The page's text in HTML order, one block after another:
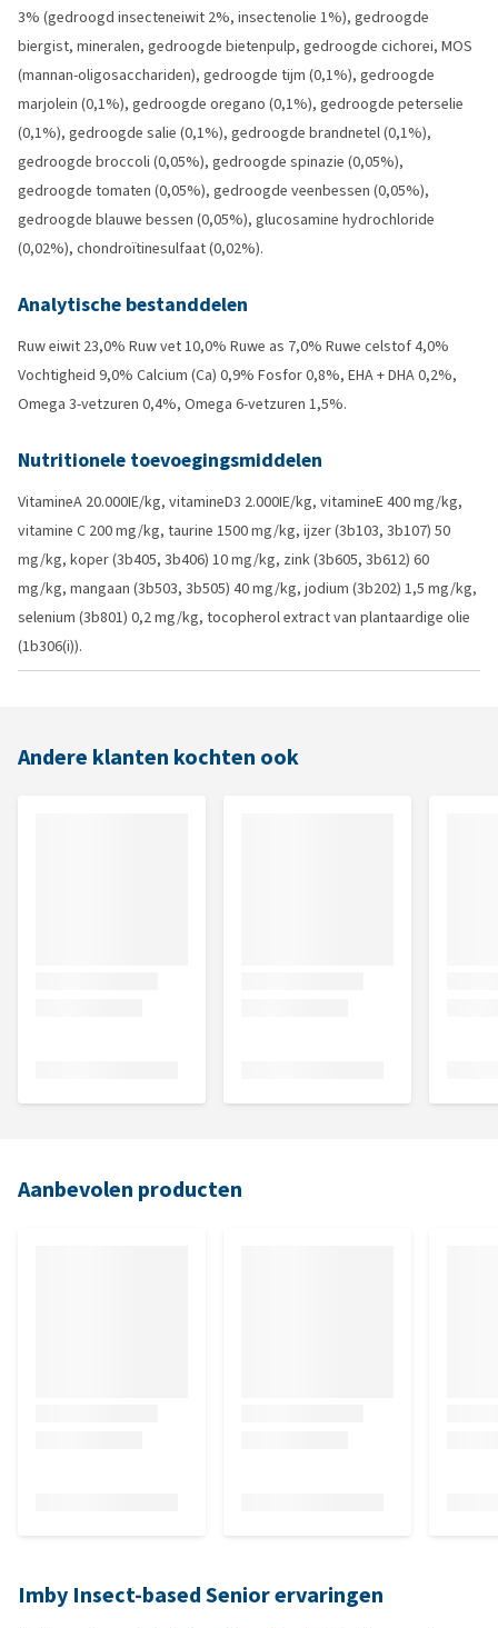
3% (gedroogd insecteneiwit 2%, insectenolie 1%), gedroogde
biergist, mineralen, gedroogde bietenpulp, gedroogde cichorei, MOS
(mannan-oligosacchariden), gedroogde tijm (0,1%), gedroogde
marjolein (0,1%), gedroogde oregano (0,1%), gedroogde peterselie
(0,1%), gedroogde salie (0,1%), gedroogde brandnetel (0,1%),
gedroogde broccoli (0,05%), gedroogde spinazie (0,05%),
gedroogde tomaten (0,05%), gedroogde veenbessen (0,05%),
gedroogde blauwe bessen (0,05%), glucosamine hydrochloride
(0,02%), chondroïtinesulfaat (0,02%).
Analytische bestanddelen
Ruw eiwit 23,0% Ruw vet 10,0% Ruwe as 7,0% Ruwe celstof 4,0%
Vochtigheid 9,0% Calcium (Ca) 0,9% Fosfor 0,8%, EHA + DHA 0,2%,
Omega 3-vetzuren 0,4%, Omega 6-vetzuren 1,5%.
Nutritionele toevoegingsmiddelen
VitamineA 20.000IE/kg, vitamineD3 2.000IE/kg, vitamineE 400 mg/kg,
vitamine C 200 mg/kg, taurine 1500 mg/kg, ijzer (3b103, 3b107) 50
mg/kg, koper (3b405, 3b406) 10 mg/kg, zink (3b605, 3b612) 60
mg/kg, mangaan (3b503, 3b505) 40 mg/kg, jodium (3b202) 1,5 mg/kg,
selenium (3b801) 0,2 mg/kg, tocopherol extract van plantaardige olie
(1b306(i)).
Andere klanten kochten ook
Aanbevolen producten
Imby Insect-based Senior ervaringen